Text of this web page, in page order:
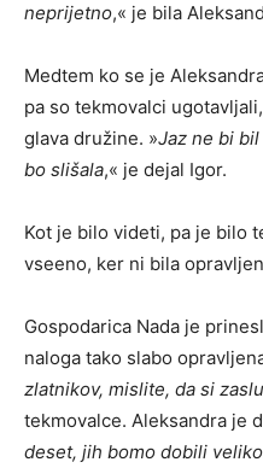
neprijetno,« je bila
Medtem ko se je
pa so tekmovalci
glava družine. »Jaz ne bi
bo slišala,« je dejal Igor.
Kot je bilo videti, pa je bilo
vseeno, ker ni bila
Gospodarica Nada je
naloga tako slabo
zlatnikov, mislite, da si
tekmovalce. Aleksandra je
deset, jih bomo dobili